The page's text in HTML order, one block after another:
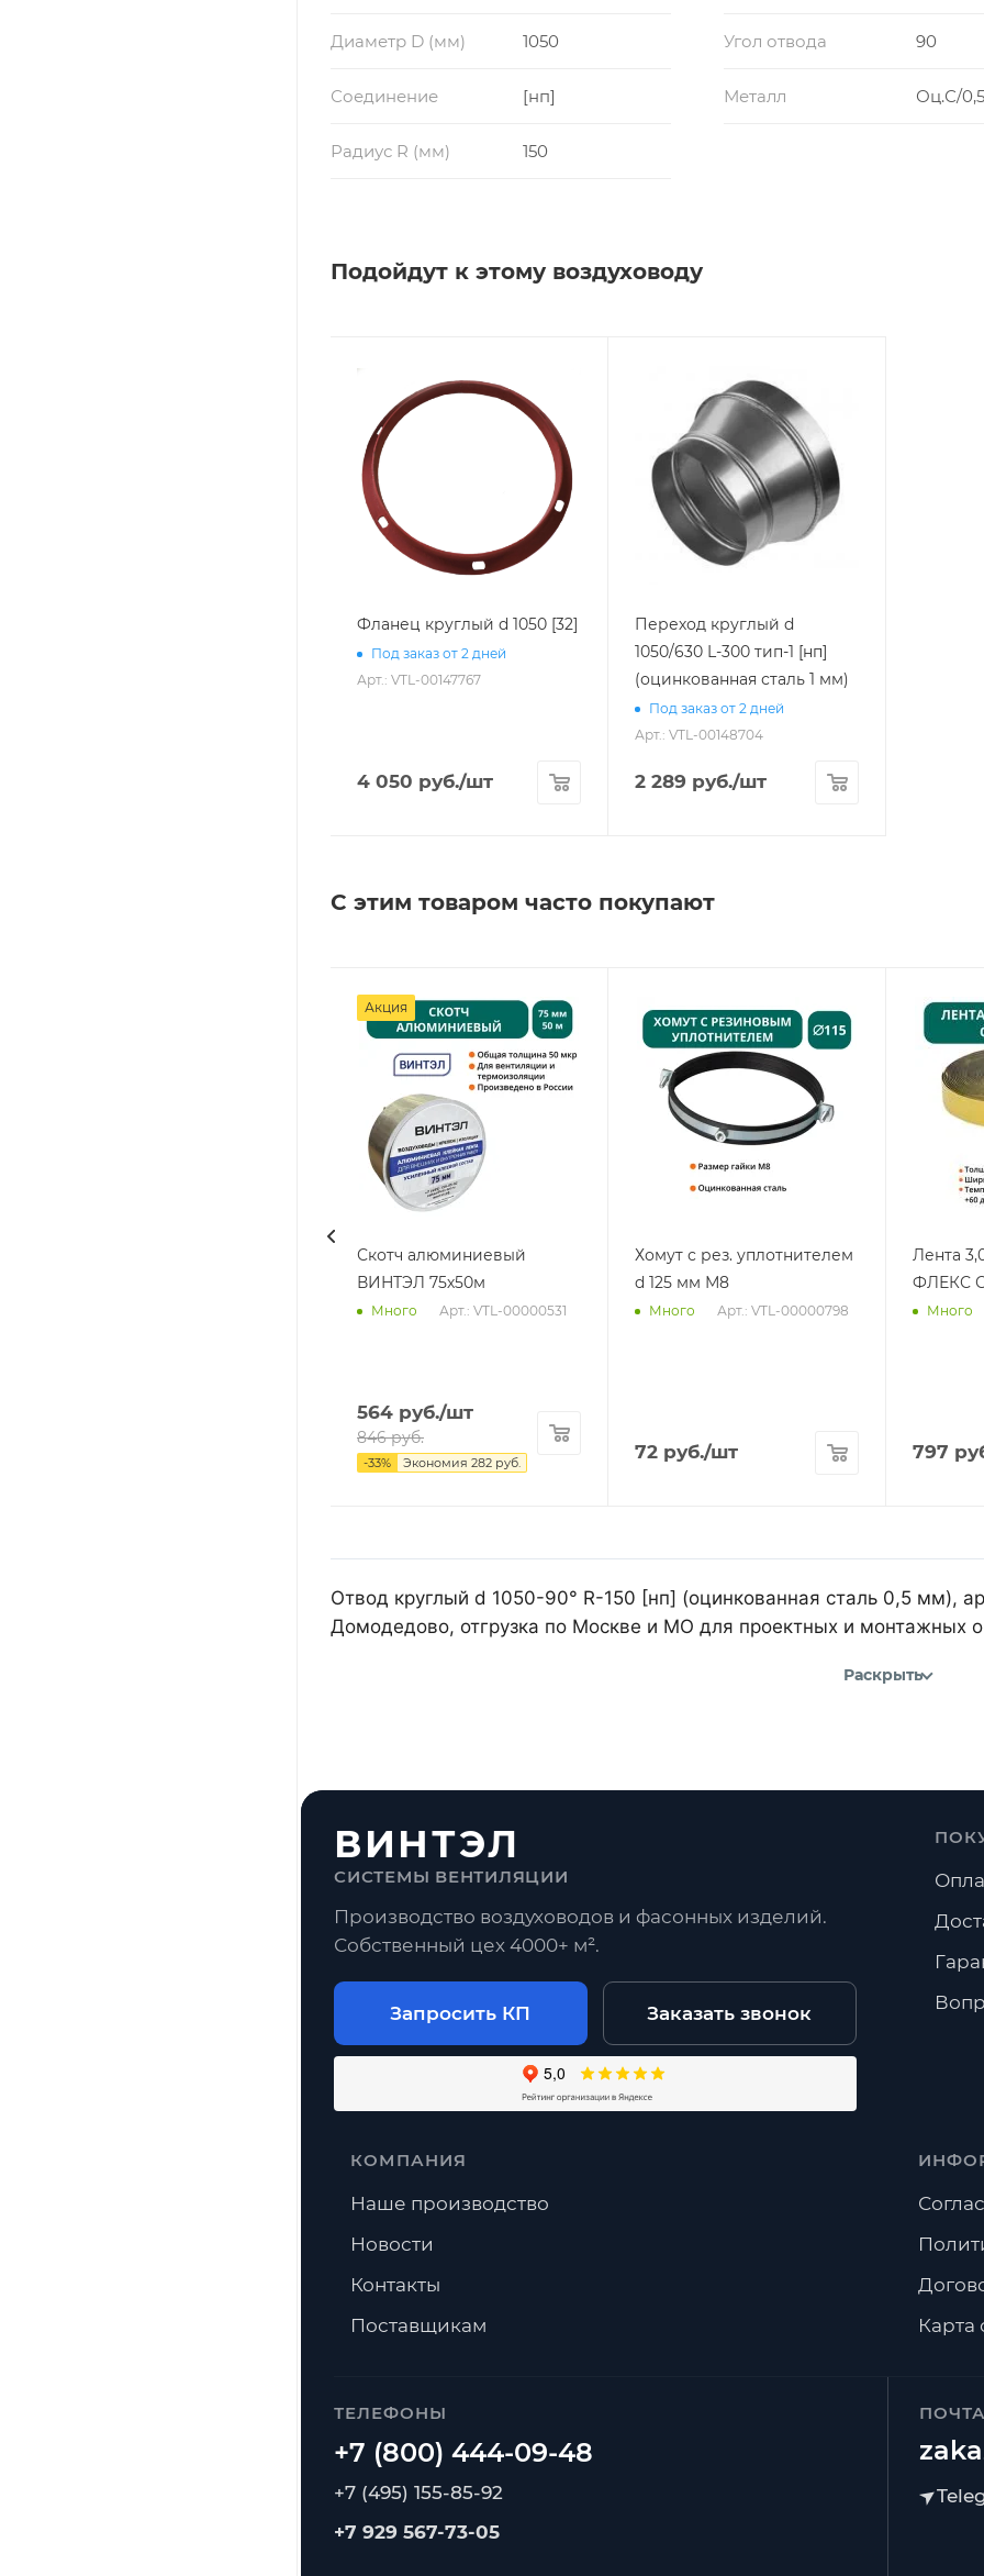
Диаметр D (мм) 1050 Угол отвода 90
Соединение [нп] Металл Оц.С/
Радиус R (мм) 150
Подойдут к этому воздуховоду
Фланец круглый d 1050 [32]
Под заказ от 2 дней
Арт.: VTL-00147767
4 050 руб./шт
Переход круглый d
1050/630 L-300 тип-1 [нп]
(оцинкованная сталь 1 мм)
Под заказ от 2 дней
Арт.: VTL-00148704
2 289 руб./шт
С этим товаром часто покупают
Акция
Скотч алюминиевый
ВИНТЭЛ 75х50м
Много Арт.: VTL-00000531
564 руб./шт
846руб.
-33% Экономия 282 руб.
Хомут с рез. уплотнителем
d 125 мм М8
Много Арт.: VTL-00000798
72 руб./шт
Лента
ФЛЕКС
Много
797
Отвод круглый d 1050-90° R-150 [нп] (оцинкованная сталь 0,5 мм),
Домодедово, отгрузка по Москве и МО для проектных и монтажных
Раскрыть
ВИНТЭЛ
СИСТЕМЫ ВЕНТИЛЯЦИИ
Производство воздуховодов и фасонных изделий.
Собственный цех 4000+ м².
Запросить КП Заказать звонок
ТЕЛЕФОНЫ
+7 (495) 155-85-92
+7 929 567-73-05
КОМПАНИЯ
Наше производство
Новости
Контакты
Поставщикам
Карта